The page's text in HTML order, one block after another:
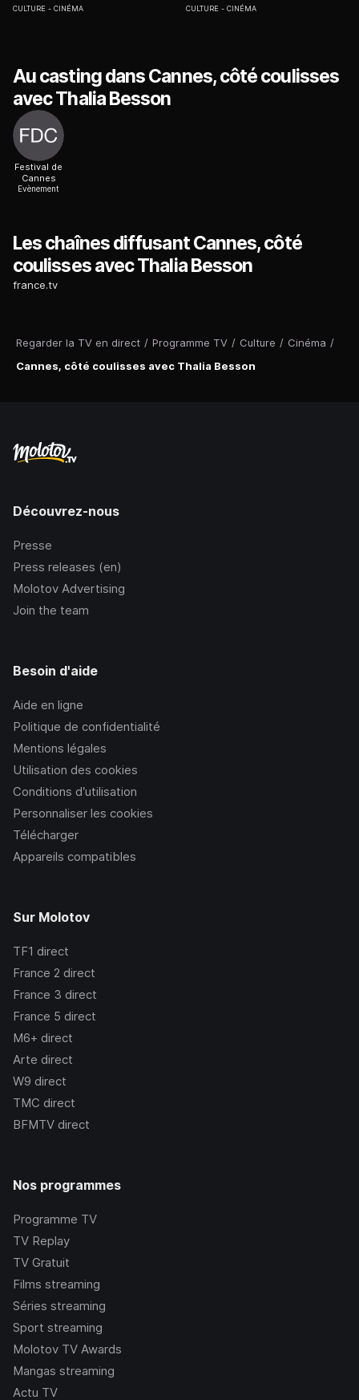
Regarder la TV en direct / Programme TV / Culture / Cinéma /
Cannes, côté coulisses avec Thalia Besson
CULTURE CINÉMA CULTURE CINÉMA
Au casting dans Cannes, côté coulisses
avec Thalia Besson
Festival de
Cannes
Evènement
Les chaînes diffusant Cannes, côté
coulisses avec Thalia Besson
france.tv
Découvrez-nous
Presse
Press releases (en)
Molotov Advertising
Join the team
Besoin d'aide
Aide en ligne
Politique de confidentialité
Mentions légales
Utilisation des cookies
Conditions d’utilisation
Personnaliser les cookies
Télécharger
Appareils compatibles
Sur Molotov
TF1 direct
France 2 direct
France 3 direct
France 5 direct
M6+ direct
Arte direct
W9 direct
TMC direct
BFMTV direct
Nos programmes
Programme TV
TV Replay
TV Gratuit
Films streaming
Séries streaming
Sport streaming
Molotov TV Awards
Mangas streaming
Actu TV